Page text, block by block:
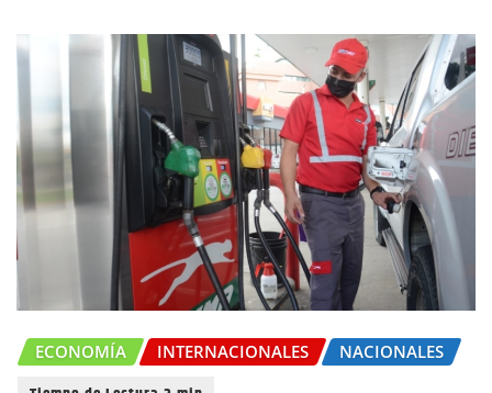
ECONOMÍA INTERNACIONALES NACIONALES